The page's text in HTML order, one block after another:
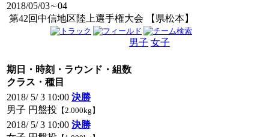
2018/05/03∼04
第42回中信地区陸上選手権大会 【県松本】
男子 女子
期日・時刻・ラウンド・組数
クラス・種目
2018/ 5/ 3 10:00 決勝
男子 円盤投 【2.000kg】
2018/ 5/ 3 10:00 決勝